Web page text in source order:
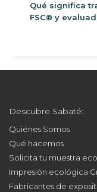
Qué significa
FSC® y
Descubre Sabaté:
Quiénes Somos
Qué hacemos
Solicita tu muestra
Impresión ecológica
Fabricantes de